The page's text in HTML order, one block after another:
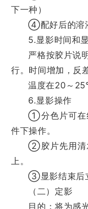
下一种）
④配好后的溶
5.显影时间和
严格按胶片说
行。时间增加，反
温度在20～
6.显影操作
①分色片可在
件下操作。
②胶片先用清
上。
③显影结束后
（二）定影
目的：将为感